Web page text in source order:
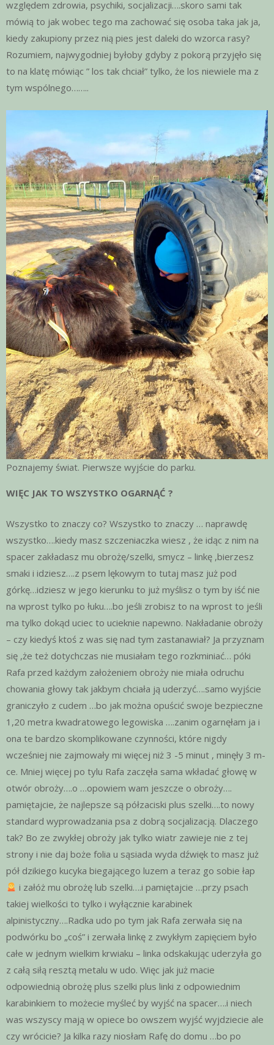
względem zdrowia, psychiki, socjalizacji….skoro sami tak
mówią to jak wobec tego ma zachować się osoba taka jak ja,
kiedy zakupiony przez nią pies jest daleki do wzorca rasy?
Rozumiem, najwygodniej byłoby gdyby z pokorą przyjęło się
to na klatę mówiąc ” los tak chciał” tylko, że los niewiele ma z
tym wspólnego……..
Poznajemy świat. Pierwsze wyjście do parku.
WIĘC JAK TO WSZYSTKO OGARNĄĆ ?
Wszystko to znaczy co? Wszystko to znaczy … naprawdę
wszystko….kiedy masz szczeniaczka wiesz , że idąc z nim na
spacer zakładasz mu obrożę/szelki, smycz – linkę ,bierzesz
smaki i idziesz….z psem lękowym to tutaj masz już pod
górkę…idziesz w jego kierunku to już myślisz o tym by iść nie
na wprost tylko po łuku….bo jeśli zrobisz to na wprost to jeśli
ma tylko dokąd uciec to ucieknie napewno. Nakładanie obroży
– czy kiedyś ktoś z was się nad tym zastanawiał? Ja przyznam
się ,że też dotychczas nie musiałam tego rozkminiać… póki
Rafa przed każdym założeniem obroży nie miała odruchu
chowania głowy tak jakbym chciała ją uderzyć….samo wyjście
graniczyło z cudem …bo jak można opuścić swoje bezpieczne
1,20 metra kwadratowego legowiska ….zanim ogarnęłam ja i
ona te bardzo skomplikowane czynności, które nigdy
wcześniej nie zajmowały mi więcej niż 3 -5 minut , minęły 3 m-
ce. Mniej więcej po tylu Rafa zaczęła sama wkładać głowę w
otwór obroży….o …opowiem wam jeszcze o obroży….
pamiętajcie, że najlepsze są półzaciski plus szelki….to nowy
standard wyprowadzania psa z dobrą socjalizacją. Dlaczego
tak? Bo ze zwykłej obroży jak tylko wiatr zawieje nie z tej
strony i nie daj boże folia u sąsiada wyda dźwięk to masz już
pół dzikiego kucyka biegającego luzem a teraz go sobie łap
i załóż mu obrożę lub szelki….i pamiętajcie …przy psach
takiej wielkości to tylko i wyłącznie karabinek
alpinistyczny….Radka udo po tym jak Rafa zerwała się na
podwórku bo „coś” i zerwała linkę z zwykłym zapięciem było
całe w jednym wielkim krwiaku – linka odskakując uderzyła go
z całą siłą resztą metalu w udo. Więc jak już macie
odpowiednią obrożę plus szelki plus linki z odpowiednim
karabinkiem to możecie myśleć by wyjść na spacer….i niech
was wszyscy mają w opiece bo owszem wyjść wyjdziecie ale
czy wrócicie? Ja kilka razy niosłam Rafę do domu …bo po